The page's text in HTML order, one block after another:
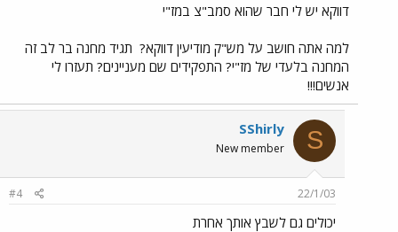
דווקא יש לי חבר שהוא סמב"צ במז"י
למה אתה חושב על מש"ק מודיעין דווקא? תגיד מחנה בר לב זה
המחנה בלעדי של מז"י? התפקידים שם מעניינים? תעזרו לי
אנשים!!!
S
SShirly
New member
22/1/03
#4
יכולים גם לשבץ אותך אחרת